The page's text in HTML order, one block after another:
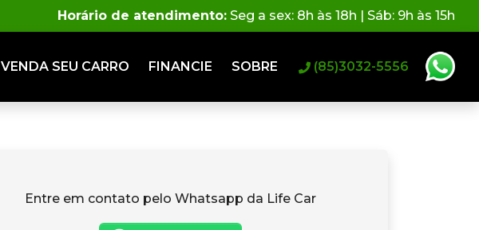
Horário de atendimento: Seg a sex: 8h às 18h | Sáb: 9h às 15h
VENDA SEU CARRO FINANCIE SOBRE (85)3032-5556
Entre em contato pelo Whatsapp da Life Car